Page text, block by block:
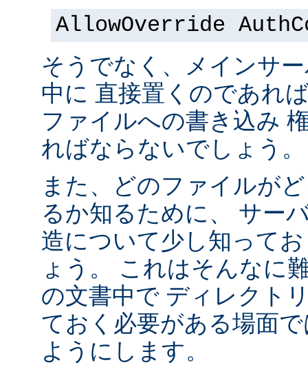
AllowOverride
そうでなく、メインサ
中に 直接置くのであれ
ファイルへの書き込み
ればならないでしょう。
また、どのファイルが
るか知るために、 サー
造について少し知って
ょう。 これはそんなに
の文書中で ディレクト
ておく必要がある場面
ようにします。